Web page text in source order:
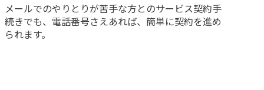
メールでのやりとりが苦手な方とのサービス契約手
続きでも、電話番号さえあれば、簡単に契約を進め
られます。